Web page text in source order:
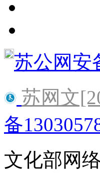
苏公网安
苏网文
备
文化部网